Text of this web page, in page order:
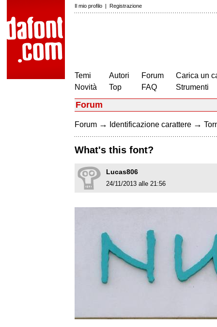
Il mio profilo | Registrazione
Temi
Novità
Autori
Top
Forum
FAQ
Carica un
Strumenti
Forum
Forum → Identificazione carattere →
What's this font?
Lucas806
24/11/2013 alle 21:56